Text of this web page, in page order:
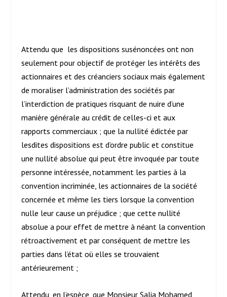
Attendu que les dispositions susénoncées ont non
seulement pour objectif de protéger les intérêts des
actionnaires et des créanciers sociaux mais également
de moraliser l’administration des sociétés par
l’interdiction de pratiques risquant de nuire d’une
manière générale au crédit de celles-ci et aux
rapports commerciaux ; que la nullité édictée par
lesdites dispositions est d’ordre public et constitue
une nullité absolue qui peut être invoquée par toute
personne intéressée, notamment les parties à la
convention incriminée, les actionnaires de la société
concernée et même les tiers lorsque la convention
nulle leur cause un préjudice ; que cette nullité
absolue a pour effet de mettre à néant la convention
rétroactivement et par conséquent de mettre les
parties dans l’état où elles se trouvaient
antérieurement ;
Attendu, en l’espèce, que Monsieur Salia Mohamed